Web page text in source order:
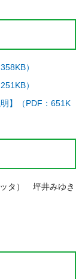
）
）
】（PDF：651K
タ） 坪井みゆき